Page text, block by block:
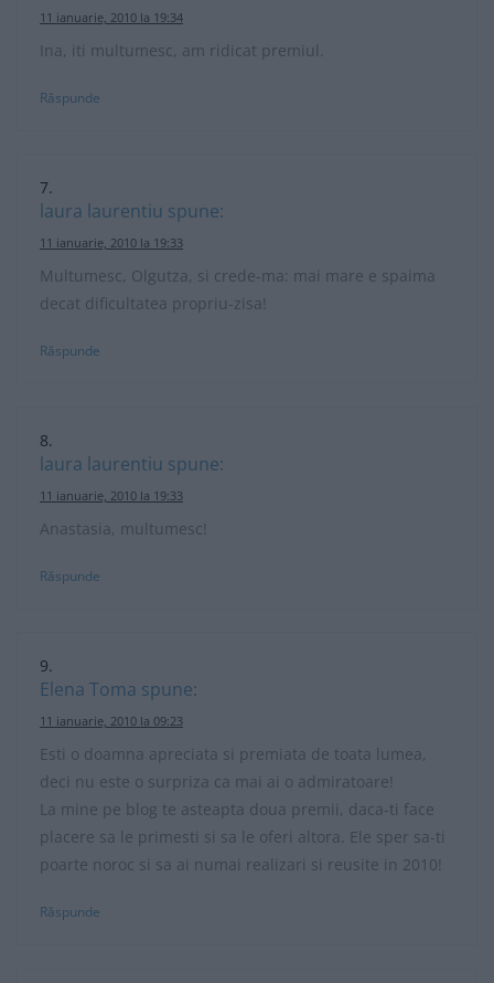
11 ianuarie, 2010 la 19:34
Ina, iti multumesc, am ridicat premiul.
Răspunde
laura laurentiu spune:
11 ianuarie, 2010 la 19:33
Multumesc, Olgutza, si crede-ma: mai mare e spaima
decat dificultatea propriu-zisa!
Răspunde
laura laurentiu spune:
11 ianuarie, 2010 la 19:33
Anastasia, multumesc!
Răspunde
Elena Toma spune:
11 ianuarie, 2010 la 09:23
Esti o doamna apreciata si premiata de toata lumea,
deci nu este o surpriza ca mai ai o admiratoare!
La mine pe blog te asteapta doua premii, daca-ti face
placere sa le primesti si sa le oferi altora. Ele sper sa-ti
poarte noroc si sa ai numai realizari si reusite in 2010!
Răspunde